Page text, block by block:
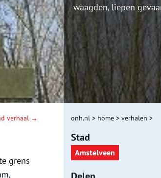
waagden, liepen
verhaal →
grens
onh.nl > home > verhalen >
Stad
Amstelveen